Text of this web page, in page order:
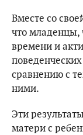
Вместе со
что младенцы,
времени и
сравнению с
ними.
Эти
матери с